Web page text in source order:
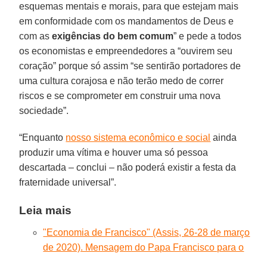
esquemas mentais e morais, para que estejam mais
em conformidade com os mandamentos de Deus e
com asexigências do bem comum” e pede a todos
os economistas e empreendedores a “ouvirem seu
coração” porque só assim “se sentirão portadores de
uma cultura corajosa e não terão medo de correr
riscos e se comprometer em construir uma nova
sociedade”.
“Enquanto nosso sistema econômico e social ainda
produzir uma vítima e houver uma só pessoa
descartada – conclui – não poderá existir a festa da
fraternidade universal”.
Leia mais
"Economia de Francisco" (Assis, 26-28 de março
de 2020). Mensagem do Papa Francisco para o